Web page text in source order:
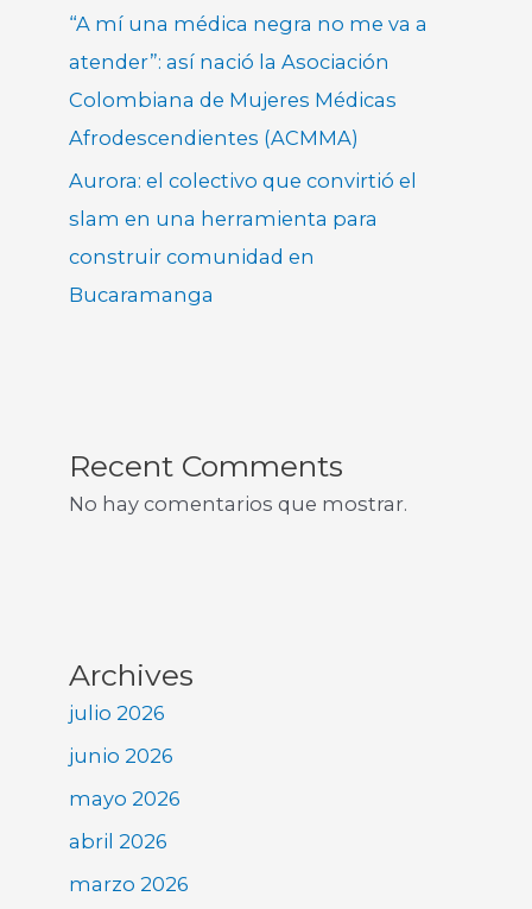
“A mí una médica negra no me va a
atender”: así nació la Asociación
Colombiana de Mujeres Médicas
Afrodescendientes (ACMMA)
Aurora: el colectivo que convirtió el
slam en una herramienta para
construir comunidad en
Bucaramanga
Recent Comments
No hay comentarios que mostrar.
Archives
julio 2026
junio 2026
mayo 2026
abril 2026
marzo 2026